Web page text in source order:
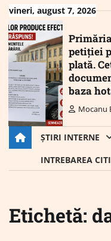
Skip
content
vineri, august 7, 2026
petiției
plată.
baza
Mocanu
ȘTIRI INTERNE
INTREBAREA
Etichetă: